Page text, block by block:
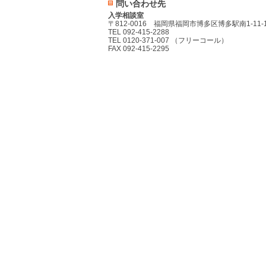
問い合わせ先
入学相談室
〒812-0016 福岡県福岡市博多区博多駅南1-11-
TEL 092-415-2288
TEL 0120-371-007 （フリーコール）
FAX 092-415-2295